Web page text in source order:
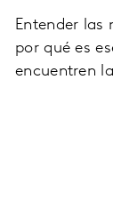
Entender
por qué es
encuentren